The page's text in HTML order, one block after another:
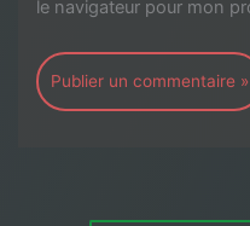
le navigateur pour mon